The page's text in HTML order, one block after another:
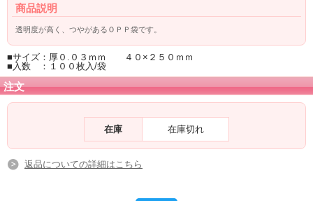
商品説明
透明度が高く、つやがあるＯＰＰ袋です。
■サイズ：厚０.０３ｍｍ ４０×２５０ｍｍ
■入数 ：１００枚入/袋
注文
在庫 在庫切れ
返品についての詳細はこちら